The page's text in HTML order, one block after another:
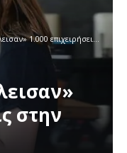
επιχειρήσεις στην Θεσσαλονίκη
στην